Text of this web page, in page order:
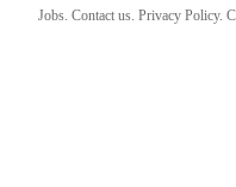
Jobs. Contact us. Privacy Policy.